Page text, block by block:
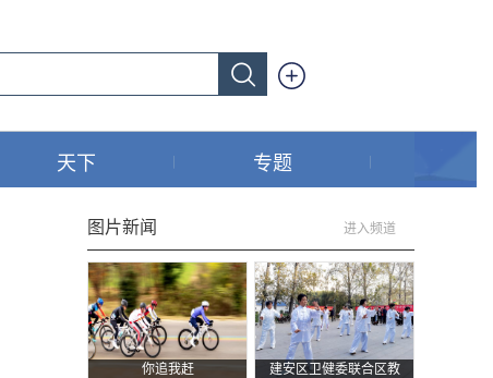
天下 专题
图片新闻 进入频道
你追我赶
建安区卫健委联合区教